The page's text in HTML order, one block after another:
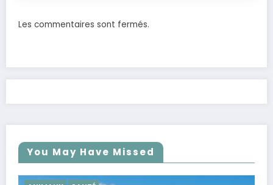
Les commentaires sont fermés.
You May Have Missed